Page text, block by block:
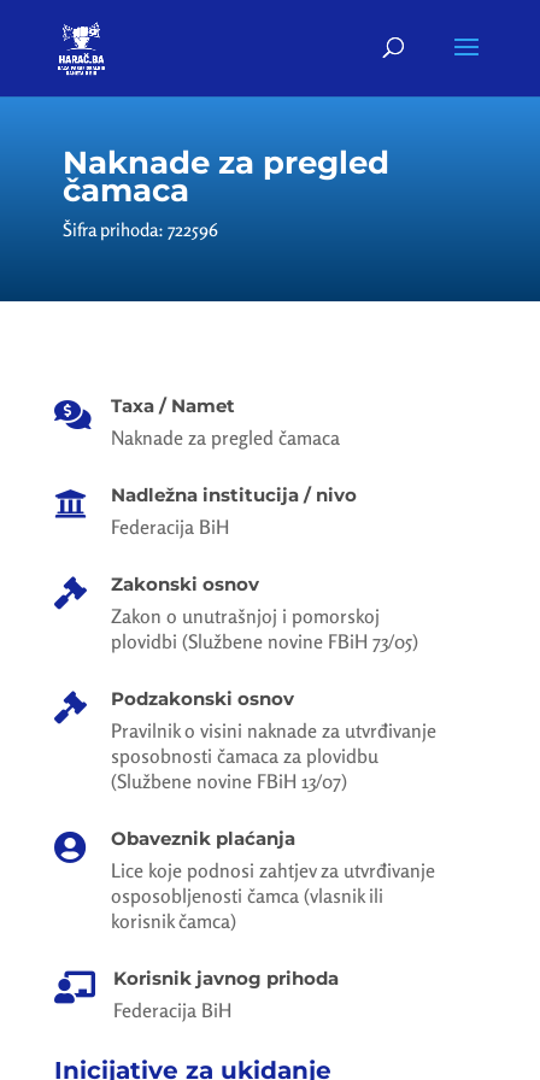
Naknade za pregled
čamaca
Šifra prihoda: 722596
 Taxa / Namet
Naknade za pregled čamaca
 Nadležna institucija / nivo
Federacija BiH
 Zakonski osnov
Zakon o unutrašnjoj i pomorskoj
plovidbi (Službene novine FBiH 73/05)
 Podzakonski osnov
Pravilnik o visini naknade za utvrđivanje
sposobnosti čamaca za plovidbu
(Službene novine FBiH 13/07)
 Obaveznik plaćanja
Lice koje podnosi zahtjev za utvrđivanje
osposobljenosti čamca (vlasnik ili
korisnik čamca)
 Korisnik javnog prihoda
Federacija BiH
Inicijative za ukidanje